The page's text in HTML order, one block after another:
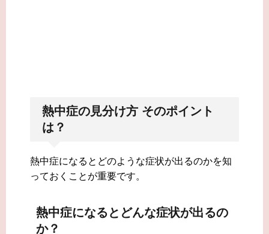
熱中症の見分け方 そのポイント
は？
熱中症になるとどのような症状が出るのかを知
っておくことが重要です。
熱中症になるとどんな症状が出るの
か？